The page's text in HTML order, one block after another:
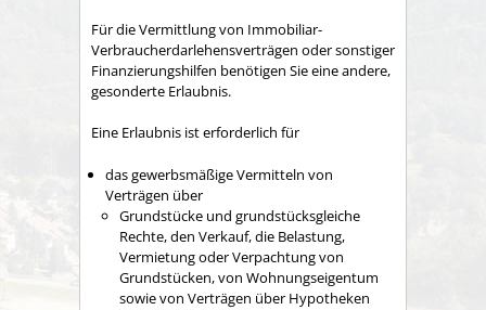
Für die Vermittlung von Immobiliar-
Verbraucherdarlehensverträgen oder sonstiger
Finanzierungshilfen benötigen Sie eine andere,
gesonderte Erlaubnis.
Eine Erlaubnis ist erforderlich für
das gewerbsmäßige Vermitteln von
Verträgen über
Grundstücke und grundstücksgleiche
Rechte, den Verkauf, die Belastung,
Vermietung oder Verpachtung von
Grundstücken, von Wohnungseigentum
sowie von Verträgen über Hypotheken